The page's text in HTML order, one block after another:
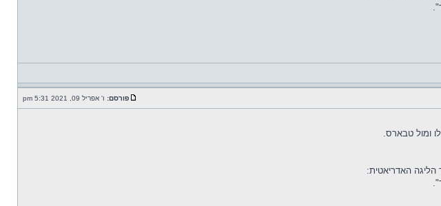
פורסם: ו' אפריל 09, 2021 5:31 pm
ומול טבארס.
הליגה האדריאטית: